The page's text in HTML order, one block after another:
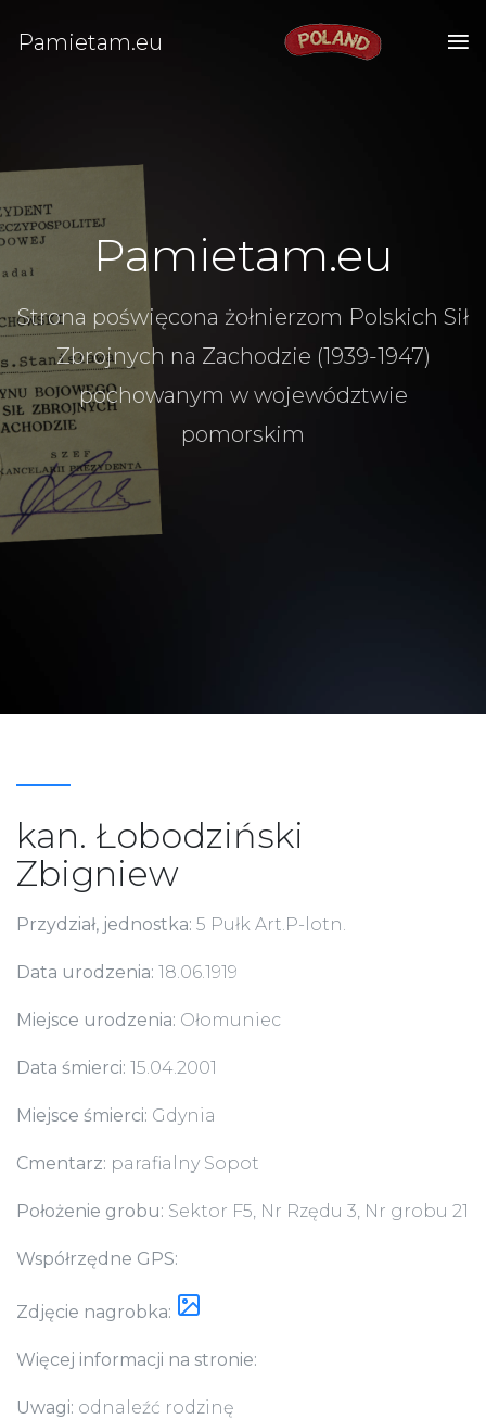
Pamietam.eu
Pamietam.eu
Strona poświęcona żołnierzom Polskich Sił
Zbrojnych na Zachodzie (1939-1947)
pochowanym w województwie
pomorskim
kan. Łobodziński
Zbigniew
Przydział, jednostka: 5 Pułk Art.P-lotn.
Data urodzenia: 18.06.1919
Miejsce urodzenia: Ołomuniec
Data śmierci: 15.04.2001
Miejsce śmierci: Gdynia
Cmentarz: parafialny Sopot
Położenie grobu: Sektor F5, Nr Rzędu 3, Nr grobu 21
Współrzędne GPS:
Zdjęcie nagrobka:
Więcej informacji na stronie:
Uwagi: odnaleźć rodzinę